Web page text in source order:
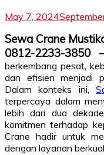
May 7, 2024
Sewa Crane
0812-2233-3850
berkembang pesat,
dan efisien menjadi
Dalam konteks ini,
terpercaya dalam
lebih dari dua
komitmen terhadap
Crane hadir untuk
dengan layanan